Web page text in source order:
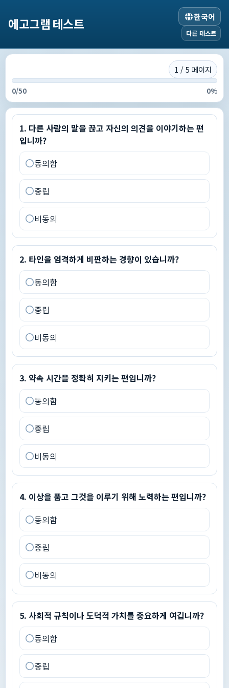
에고그램 테스트 한국어
다른 테스트
1 / 5 페이지
0/50 0%
1. 다른 사람의 말을 끊고 자신의 의견을 이야기하는 편입니까
1. 다른 사람의 말을 끊고 자신의 의견을 이야기하는 편
입니까?
동의함
중립
비동의
2. 타인을 엄격하게 비판하는 경향이 있습니까?
2. 타인을 엄격하게 비판하는 경향이 있습니까?
동의함
중립
비동의
3. 약속 시간을 정확히 지키는 편입니까?
3. 약속 시간을 정확히 지키는 편입니까?
동의함
중립
비동의
4. 이상을 품고 그것을 이루기 위해 노력하는 편입니까?
4. 이상을 품고 그것을 이루기 위해 노력하는 편입니까?
동의함
중립
비동의
5. 사회적 규칙이나 도덕적 가치를 중요하게 여깁니까?
5. 사회적 규칙이나 도덕적 가치를 중요하게 여깁니까?
동의함
중립